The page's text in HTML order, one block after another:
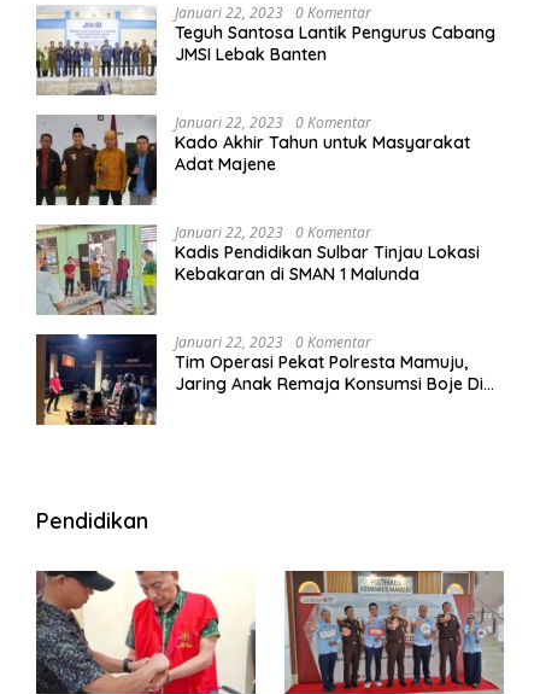
Januari 22, 2023 0 Komentar
Teguh Santosa Lantik Pengurus Cabang
JMSI Lebak Banten
Januari 22, 2023 0 Komentar
Kado Akhir Tahun untuk Masyarakat
Adat Majene
Januari 22, 2023 0 Komentar
Kadis Pendidikan Sulbar Tinjau Lokasi
Kebakaran di SMAN 1 Malunda
Januari 22, 2023 0 Komentar
Tim Operasi Pekat Polresta Mamuju,
Jaring Anak Remaja Konsumsi Boje Di
Pendidikan